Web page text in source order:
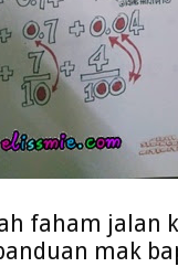
faham jalan
mak